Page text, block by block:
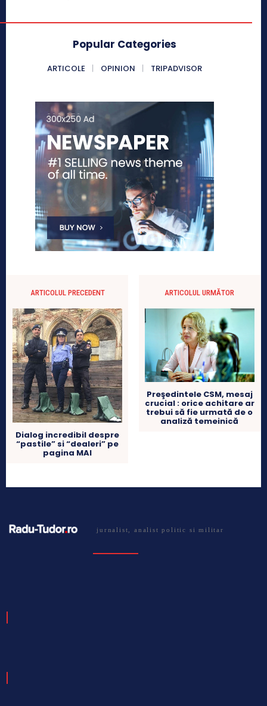
Popular Categories
ARTICOLE OPINION TRIPADVISOR
ARTICOLUL PRECEDENT
Dialog incredibil despre
“pastile” si “dealeri” pe
pagina MAI
ARTICOLUL URMĂTOR
Preşedintele CSM, mesaj
crucial : orice achitare ar
trebui să fie urmată de o
analiză temeinică
jurnalist, analist politic si militar